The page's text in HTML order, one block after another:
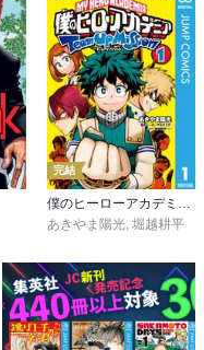
完結
あきやま陽光 堀越耕平